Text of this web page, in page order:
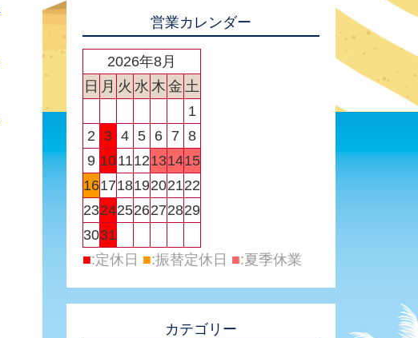
営業カレンダー
2026年8月
日 月 火 水 木 金 土
1
2
3 4 5 6 7 8
9 101112131415
16171819202122
23242526272829
3031
■:定休日 ■:振替定休日 ■:夏季休業
カテゴリー